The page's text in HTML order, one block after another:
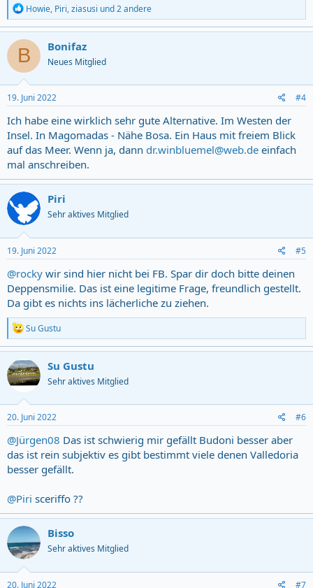
R
e
a
c
t
i
o
n
s
:
Howie, Piri,ziasusi und 2 andere
B Bonifaz
Neues Mitglied
19. Juni 2022 #4
Ich habe eine wirklich sehr gute Alternative. Im Westen der
Insel. In Magomadas - Nähe Bosa. Ein Haus mit freiem Blick
auf das Meer. Wenn ja, dann dr.winbluemel@web.de einfach
mal anschreiben.
Piri
Sehr aktives Mitglied
19. Juni 2022 #5
@rocky wir sind hier nicht bei FB. Spar dir doch bitte deinen
Deppensmilie. Das ist eine legitime Frage, freundlich gestellt.
Da gibt es nichts ins lächerliche zu ziehen.
R
e
a
c
t
i
n
s
:
Su Gustu
Su Gustu
Sehr aktives Mitglied
20. Juni 2022 #6
@Jürgen08 Das ist schwierig mir gefällt Budoni besser aber
das ist rein subjektiv es gibt bestimmt viele denen Valledoria
besser gefällt.
@Piri sceriffo ??
Bisso
Sehr aktives Mitglied
20. Juni 2022 #7